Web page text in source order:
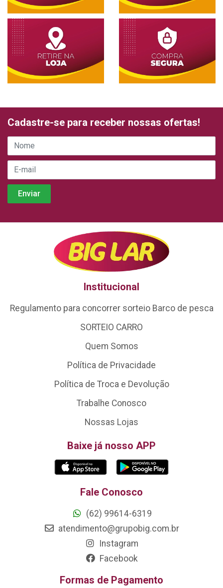
Cadastre-se para receber nossas ofertas!
Institucional
Regulamento para concorrer sorteio Barco de pesca
SORTEIO CARRO
Quem Somos
Política de Privacidade
Política de Troca e Devolução
Trabalhe Conosco
Nossas Lojas
Baixe já nosso APP
Fale Conosco
(62) 99614-6319
atendimento@grupobig.com.br
Instagram
Facebook
Formas de Pagamento